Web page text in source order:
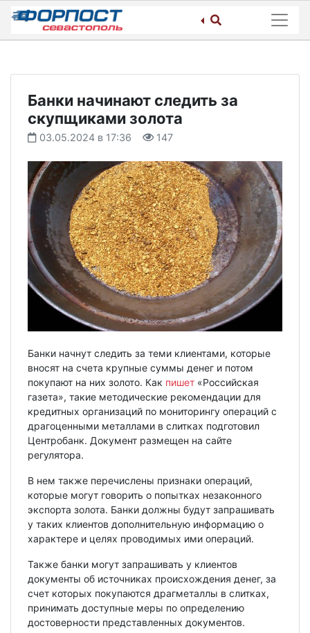
Skip
content
Банки начинают следить за
скупщиками золота
03.05.2024 в 17:36 147
Банки начнут следить за теми клиентами, которые
вносят на счета крупные суммы денег и потом
покупают на них золото. Как пишет «Российская
газета», такие методические рекомендации для
кредитных организаций по мониторингу операций с
драгоценными металлами в слитках подготовил
Центробанк. Документ размещен на сайте
регулятора.
В нем также перечислены признаки операций,
которые могут говорить о попытках незаконного
экспорта золота. Банки должны будут запрашивать
у таких клиентов дополнительную информацию о
характере и целях проводимых ими операций.
Также банки могут запрашивать у клиентов
документы об источниках происхождения денег, за
счет которых покупаются драгметаллы в слитках,
принимать доступные меры по определению
достоверности представленных документов.